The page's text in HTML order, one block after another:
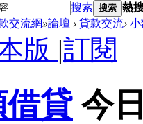
搜索 搜索 熱
交流網»論壇 › 貸款交流› 小
版 |訂閱
貸 今